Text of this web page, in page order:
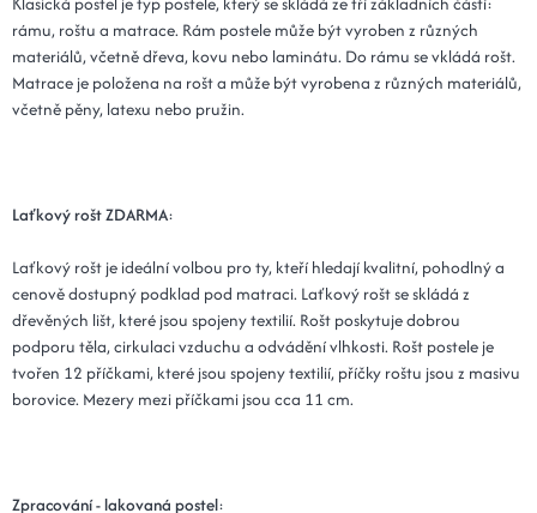
rámu, roštu a matrace. Rám postele může být vyroben z různých
materiálů, včetně dřeva, kovu nebo laminátu. Do rámu se vkládá rošt.
Matrace je položena na rošt a může být vyrobena z různých materiálů,
včetně pěny, latexu nebo pružin.
Laťkový rošt ZDARMA:
Laťkový rošt je ideální volbou pro ty, kteří hledají kvalitní, pohodlný a
cenově dostupný podklad pod matraci. Laťkový rošt se skládá z
dřevěných lišt, které jsou spojeny textilií. Rošt poskytuje dobrou
podporu těla, cirkulaci vzduchu a odvádění vlhkosti. Rošt postele je
tvořen 12 příčkami, které jsou spojeny textilií, příčky roštu jsou z masivu
borovice. Mezery mezi příčkami jsou cca 11 cm.
Zpracování - lakovaná postel: